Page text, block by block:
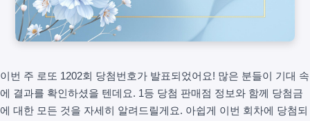
이번 주 로또 1202회 당첨번호가 발표되었어요! 많은 분들이 기대 속
에 결과를 확인하셨을 텐데요. 1등 당첨 판매점 정보와 함께 당첨금
에 대한 모든 것을 자세히 알려드릴게요. 아쉽게 이번 회차에 당첨되